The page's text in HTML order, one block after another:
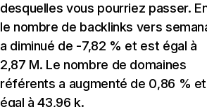
desquelles vous pourriez passer.
le nombre de backlinks vers
a diminué de -7,82 % et est égal à
2,87 M. Le nombre de domaines
référents a augmenté de 0,86 %
égal à 43,96 k.